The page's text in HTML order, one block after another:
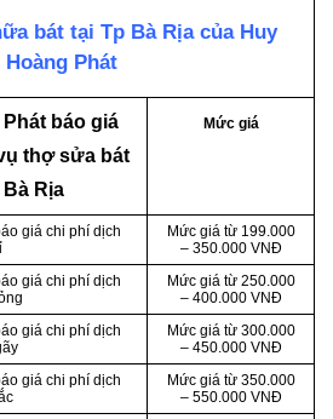
bát tại Tp Bà Rịa của Huy
Hoàng Phát
báo giá
thợ sửa bát
Rịa
Mức giá
giá chi phí dịch
Mức giá từ 199.000
– 350.000 VNĐ
giá chi phí dịch
Mức giá từ 250.000
– 400.000 VNĐ
giá chi phí dịch
Mức giá từ 300.000
– 450.000 VNĐ
giá chi phí dịch
Mức giá từ 350.000
– 550.000 VNĐ